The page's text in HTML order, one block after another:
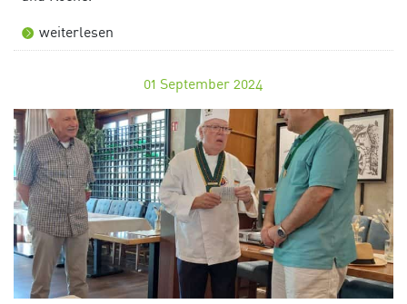
weiterlesen
01 September 2024